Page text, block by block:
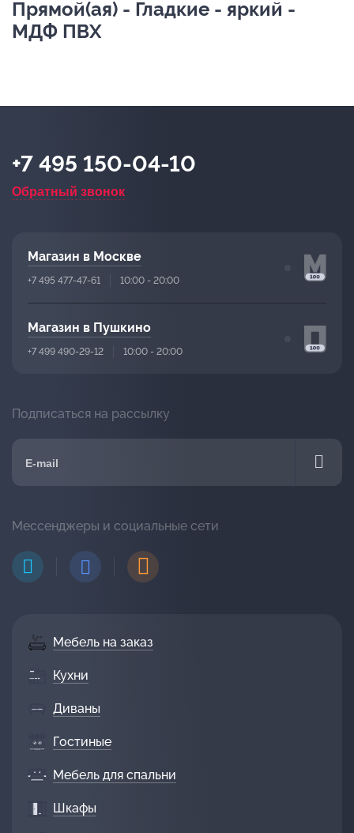
Прямой(ая) - Гладкие - яркий -
МДФ ПВХ
Мебель на заказ
Кухни
Диваны
Гостиные
Мебель для спальни
Шкафы
+7 495 150-04-10
Обратный звонок
Магазин в Москве
+7 495 477-47-61 10:00 - 20:00
Магазин в Пушкино
+7 499 490-29-12 10:00 - 20:00
Подписаться на рассылку
Мессенджеры и социальные сети